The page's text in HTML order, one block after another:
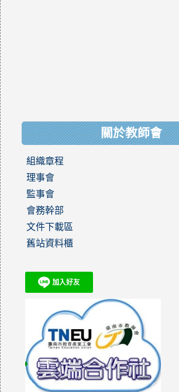
關於教師會
組織章程
理事會
監事會
會務幹部
文件下載區
舊站資料櫃